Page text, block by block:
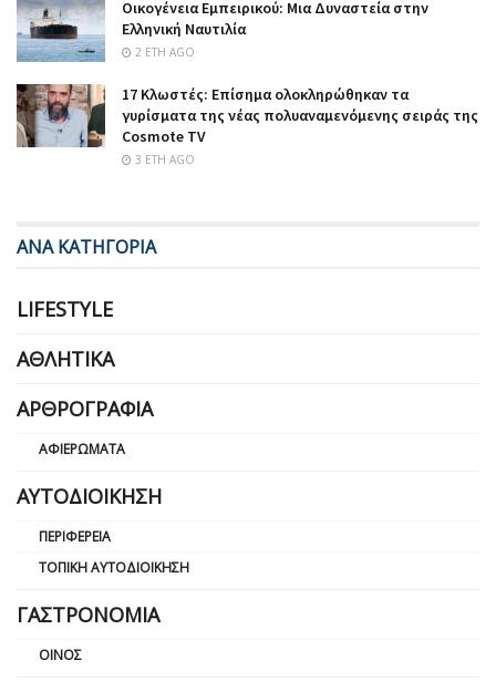
Οικογένεια Εμπειρικού: Μια Δυναστεία στην
Ελληνική Ναυτιλία
2 ΈΤΗ AGO
17 Κλωστές: Επίσημα ολοκληρώθηκαν τα
γυρίσματα της νέας πολυαναμενόμενης σειράς της
Cosmote TV
3 ΈΤΗ AGO
ΑΝΑ ΚΑΤΗΓΟΡΙΑ
LIFESTYLE
ΑΘΛΗΤΙΚΆ
ΑΡΘΡΟΓΡΑΦΊΑ
ΑΦΙΕΡΏΜΑΤΑ
ΑΥΤΟΔΙΟΊΚΗΣΗ
ΠΕΡΙΦΈΡΕΙΑ
ΤΟΠΙΚΉ ΑΥΤΟΔΙΟΊΚΗΣΗ
ΓΑΣΤΡΟΝΟΜΊΑ
ΟΊΝΟΣ